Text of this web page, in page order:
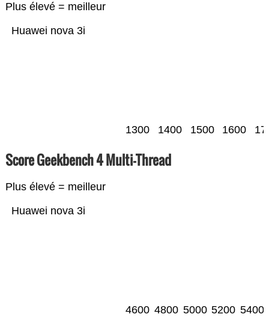
Plus élevé = meilleur
Huawei nova 3i
1300 1400 1500 1600
Score Geekbench 4 Multi-Thread
Plus élevé = meilleur
Huawei nova 3i
4600 4800 5000 5200 5400